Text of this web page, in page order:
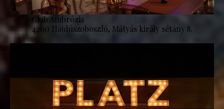
Club Ambrózia
4200 Hajdúszoboszló, Mátyás király sétány 8.